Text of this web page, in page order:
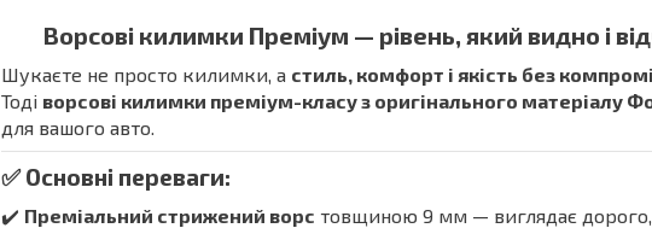
Ворсові килимки Преміум — рівень, який видно і
Шукаєте не просто килимки, а стиль, комфорт і якість без
Тоді ворсові килимки преміум-класу з оригінального матеріалу
для вашого авто.
✅ Основні переваги:
✔️ Преміальний стрижений ворс товщиною 9 мм — виглядає дорого,